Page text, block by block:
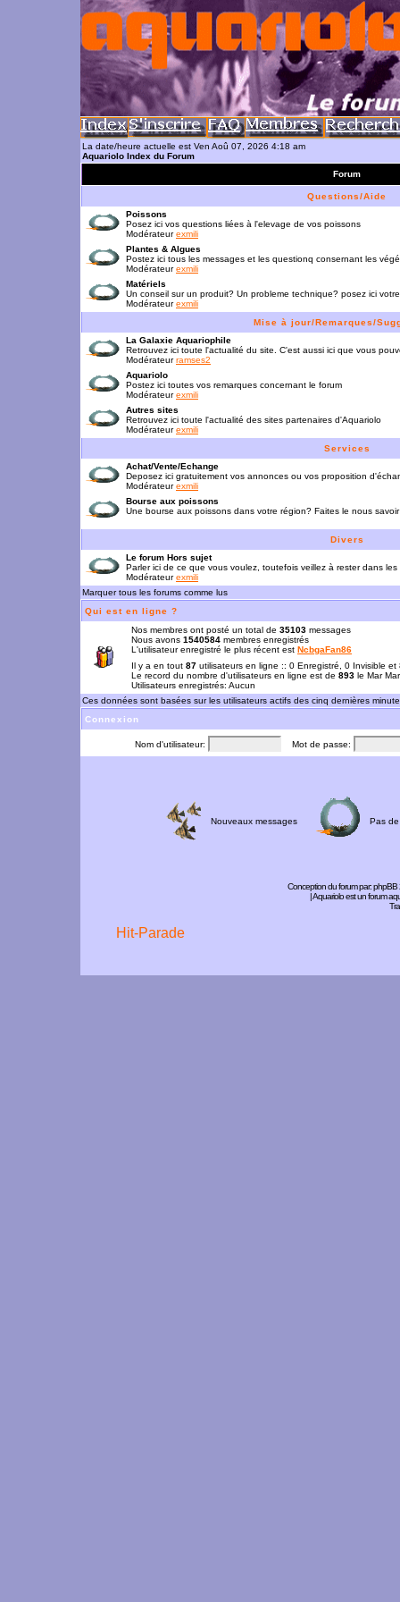
La date/heure actuelle est Ven Aoû 07, 2026 4:18 am
Aquariolo Index du Forum
Forum
Questions/Aide
Poissons
Posez ici vos questions liées à l'elevage de vos poissons
Modérateurexmili
Plantes & Algues
Postez ici tous les messages et les questionq consernant les
Modérateurexmili
Matériels
Un conseil sur un produit? Un probleme technique? posez ici
Modérateurexmili
Mise à jour/Remarques/
La Galaxie Aquariophile
Retrouvez ici toute l'actualité du site. C'est aussi ici que vous
Modérateurramses2
Aquariolo
Postez ici toutes vos remarques concernant le forum
Modérateurexmili
Autres sites
Retrouvez ici toute l'actualité des sites partenaires d'Aquariolo
Modérateurexmili
Services
Achat/Vente/Echange
Deposez ici gratuitement vos annonces ou vos proposition
Modérateurexmili
Bourse aux poissons
Une bourse aux poissons dans votre région? Faites le nous savoir
Divers
Le forum Hors sujet
Parler ici de ce que vous voulez, toutefois veillez à rester dans les
Modérateurexmili
Marquer tous les forums comme lus
Qui est en ligne ?
Nos membres ont posté un total de 35103 messages
Nous avons 1540584 membres enregistrés
L'utilisateur enregistré le plus récent est NcbgaFan86
Il y a en tout 87 utilisateurs en ligne :: 0 Enregistré, 0 Invisible
Le record du nombre d'utilisateurs en ligne est de 893 le Mar
Utilisateurs enregistrés: Aucun
Ces données sont basées sur les utilisateurs actifs des cinq dernières
Connexion
Nom d'utilisateur: Mot de passe:
Nouveaux messages Pas
Conception du forum par:phpBB
| Aquariolo est un forum